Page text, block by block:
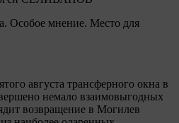
Особое мнение. Место для
августа трансферного окна в
немало взаимовыгодных
возвращение в Могилев